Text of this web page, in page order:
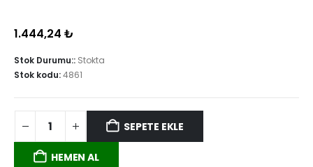
1.444,24 ₺
Stok Durumu:: Stokta
Stok kodu:4861
SEPETE EKLE
HEMEN AL